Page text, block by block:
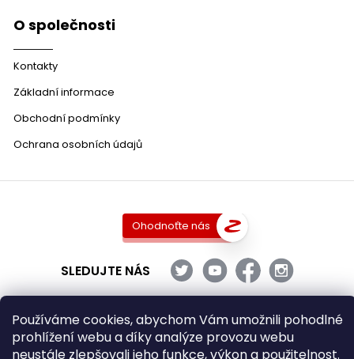
Používáme cookies, abychom Vám umožnili pohodlné
prohlížení webu a díky analýze provozu webu
neustále zlepšovali jeho funkce, výkon a použitelnost.
O společnosti
Kontakty
Základní informace
Obchodní podmínky
Ochrana osobních údajů
Ohodnoťte nás
SLEDUJTE NÁS
Copyright 2026DobraVina.cz. Všechna práva vyhrazena.